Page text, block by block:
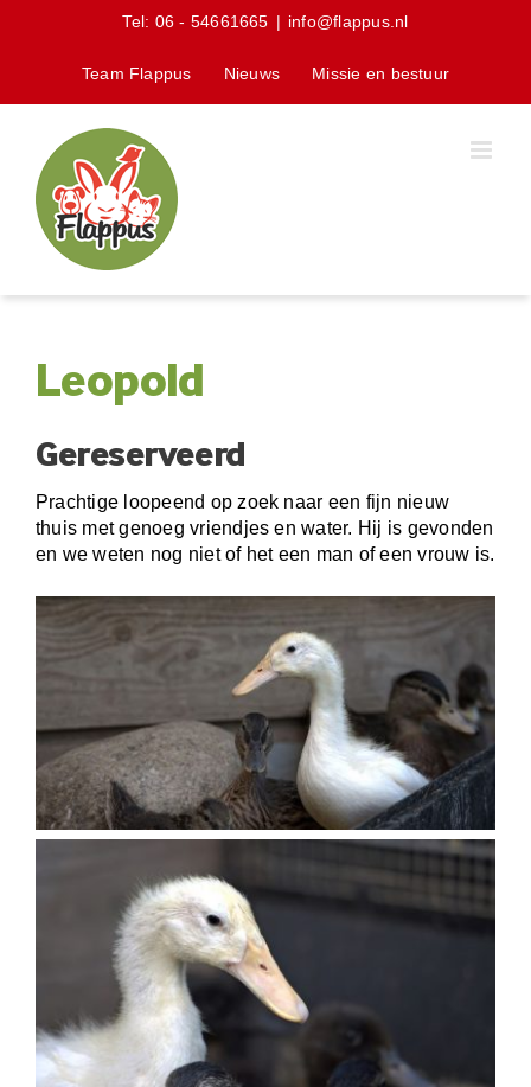
Tel: 06 - 54661665 | info@flappus.nl
Team Flappus Nieuws Missie en bestuur
Leopold
Gereserveerd
Prachtige loopeend op zoek naar een fijn nieuw
thuis met genoeg vriendjes en water. Hij is gevonden
en we weten nog niet of het een man of een vrouw is.